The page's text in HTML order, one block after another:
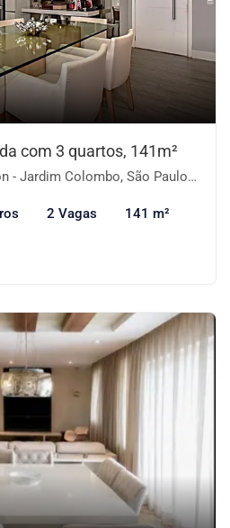
com 3 quartos, 141m²
- Jardim Colombo, São Paulo-SP
2 Vagas 141 m²